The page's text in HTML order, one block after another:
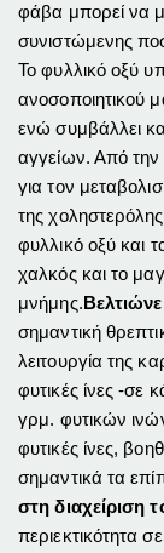
φάβα μπορεί να
συνιστώμενης
Το φυλλικό οξύ
ανοσοποιητικού
ενώ συμβάλλει
αγγείων. Από την
για τον
της
φυλλικό οξύ και
χαλκός και το
μνήμης.
σημαντική
λειτουργία της
φυτικές ίνες -σε
γρμ. φυτικών
φυτικές ίνες,
σημαντικά τα
στη διαχείριση
περιεκτικότητα